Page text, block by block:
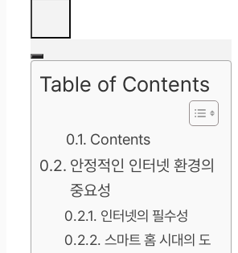
Table of Contents
Contents
안정적인 인터넷 환경의
중요성
인터넷의 필수성
스마트 홈 시대의 도